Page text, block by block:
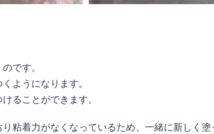
です。
ようになります。
ることができます。
粘着力がなくなっているため、一緒に新しく